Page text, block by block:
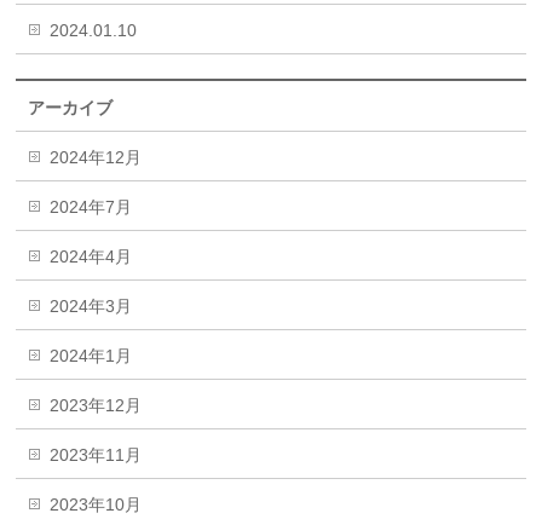
2024.01.10
アーカイブ
2024年12月
2024年7月
2024年4月
2024年3月
2024年1月
2023年12月
2023年11月
2023年10月